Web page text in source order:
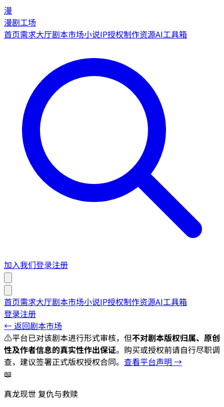
漫
漫剧工场
首页需求大厅剧本市场小说IP授权制作资源AI工具箱
加入我们登录注册
首页需求大厅剧本市场小说IP授权制作资源AI工具箱
登录注册
← 返回剧本市场
⚠️平台已对该剧本进行形式审核，但不对剧本版权归属、原创
性及作者信息的真实性作出保证。购买或授权前请自行尽职调
查，建议签署正式版权授权合同。 查看平台声明 →
📖
真龙现世 复仇与救赎